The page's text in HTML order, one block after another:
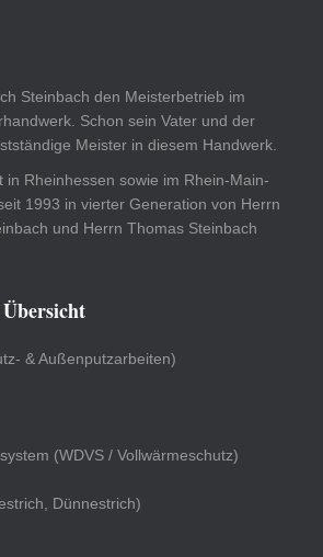
Steinbach den Meisterbetrieb im
Schon sein Vater und der
Meister in diesem Handwerk.
in Rheinhessen sowie im Rhein-Main-
1993 in vierter Generation von Herrn
und Herrn Thomas Steinbach
& Außenputzarbeiten)
(WDVS / Vollwärmeschutz)
Dünnestrich)